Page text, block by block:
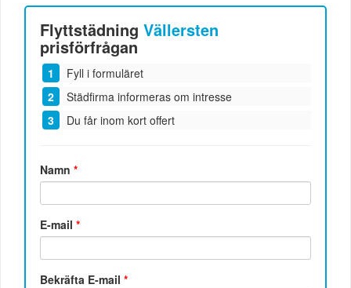
FlyttstädningVällersten
prisförfrågan
Fyll i formuläret
Städfirma informeras om intresse
Du får inom kort offert
Namn*
E-mail*
Bekräfta E-mail*